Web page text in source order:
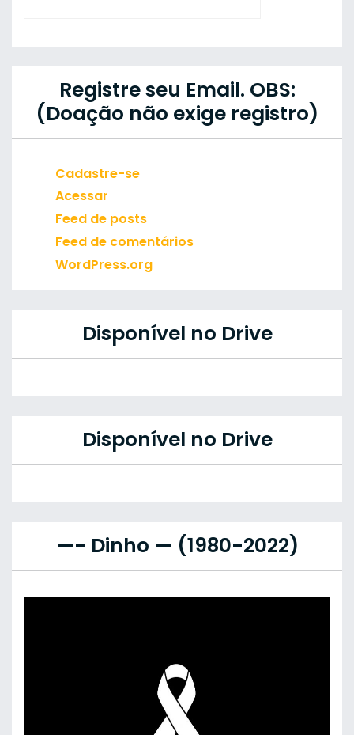
Registre seu Email. OBS:
(Doação não exige registro)
Cadastre-se
Acessar
Feed de posts
Feed de comentários
WordPress.org
Disponível no Drive
Disponível no Drive
—- Dinho — (1980-2022)